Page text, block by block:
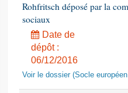
Rohfritsch déposé par la
sociaux
Date de
dépôt :
06/12/2016
Voir le dossier (Socle